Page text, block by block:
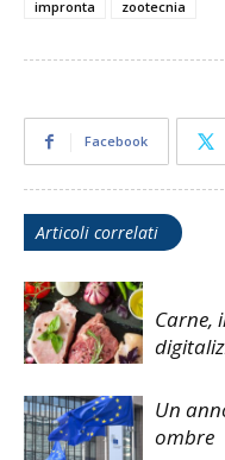
impronta
zootecnia
Facebook
Articoli correlati
Carne,
Un
ombre